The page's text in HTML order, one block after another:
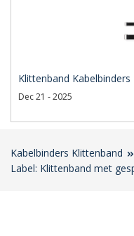
Klittenband
Dec 21 - 2025
Kabelbinders Klittenband
Label: Klittenband met